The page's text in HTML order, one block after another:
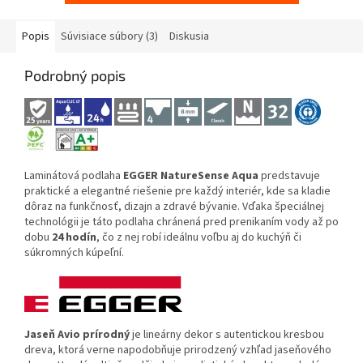
Popis Súvisiace súbory (3) Diskusia
Podrobný popis
Laminátová podlaha EGGER NatureSense Aqua predstavuje
praktické a elegantné riešenie pre každý interiér, kde sa kladie
dôraz na funkčnosť, dizajn a zdravé bývanie. Vďaka špeciálnej
technológii je táto podlaha chránená pred prenikaním vody až po
dobu 24 hodín, čo z nej robí ideálnu voľbu aj do kuchýň či
súkromných kúpeľní.
Jaseň Avio prírodnýje lineárny dekor s autentickou kresbou
dreva, ktorá verne napodobňuje prirodzený vzhľad jaseňového